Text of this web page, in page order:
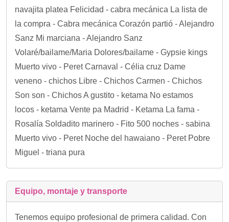
navajita platea Felicidad - cabra mecánica La lista de
la compra - Cabra mecánica Corazón partió - Alejandro
Sanz Mi marciana - Alejandro Sanz
Volaré/bailame/Maria Dolores/bailame - Gypsie kings
Muerto vivo - Peret Carnaval - Célia cruz Dame
veneno - chichos Libre - Chichos Carmen - Chichos
Son son - Chichos A gustito - ketama No estamos
locos - ketama Vente pa Madrid - Ketama La fama -
Rosalía Soldadito marinero - Fito 500 noches - sabina
Muerto vivo - Peret Noche del hawaiano - Peret Pobre
Miguel - triana pura
Equipo, montaje y transporte
Tenemos equipo profesional de primera calidad. Con